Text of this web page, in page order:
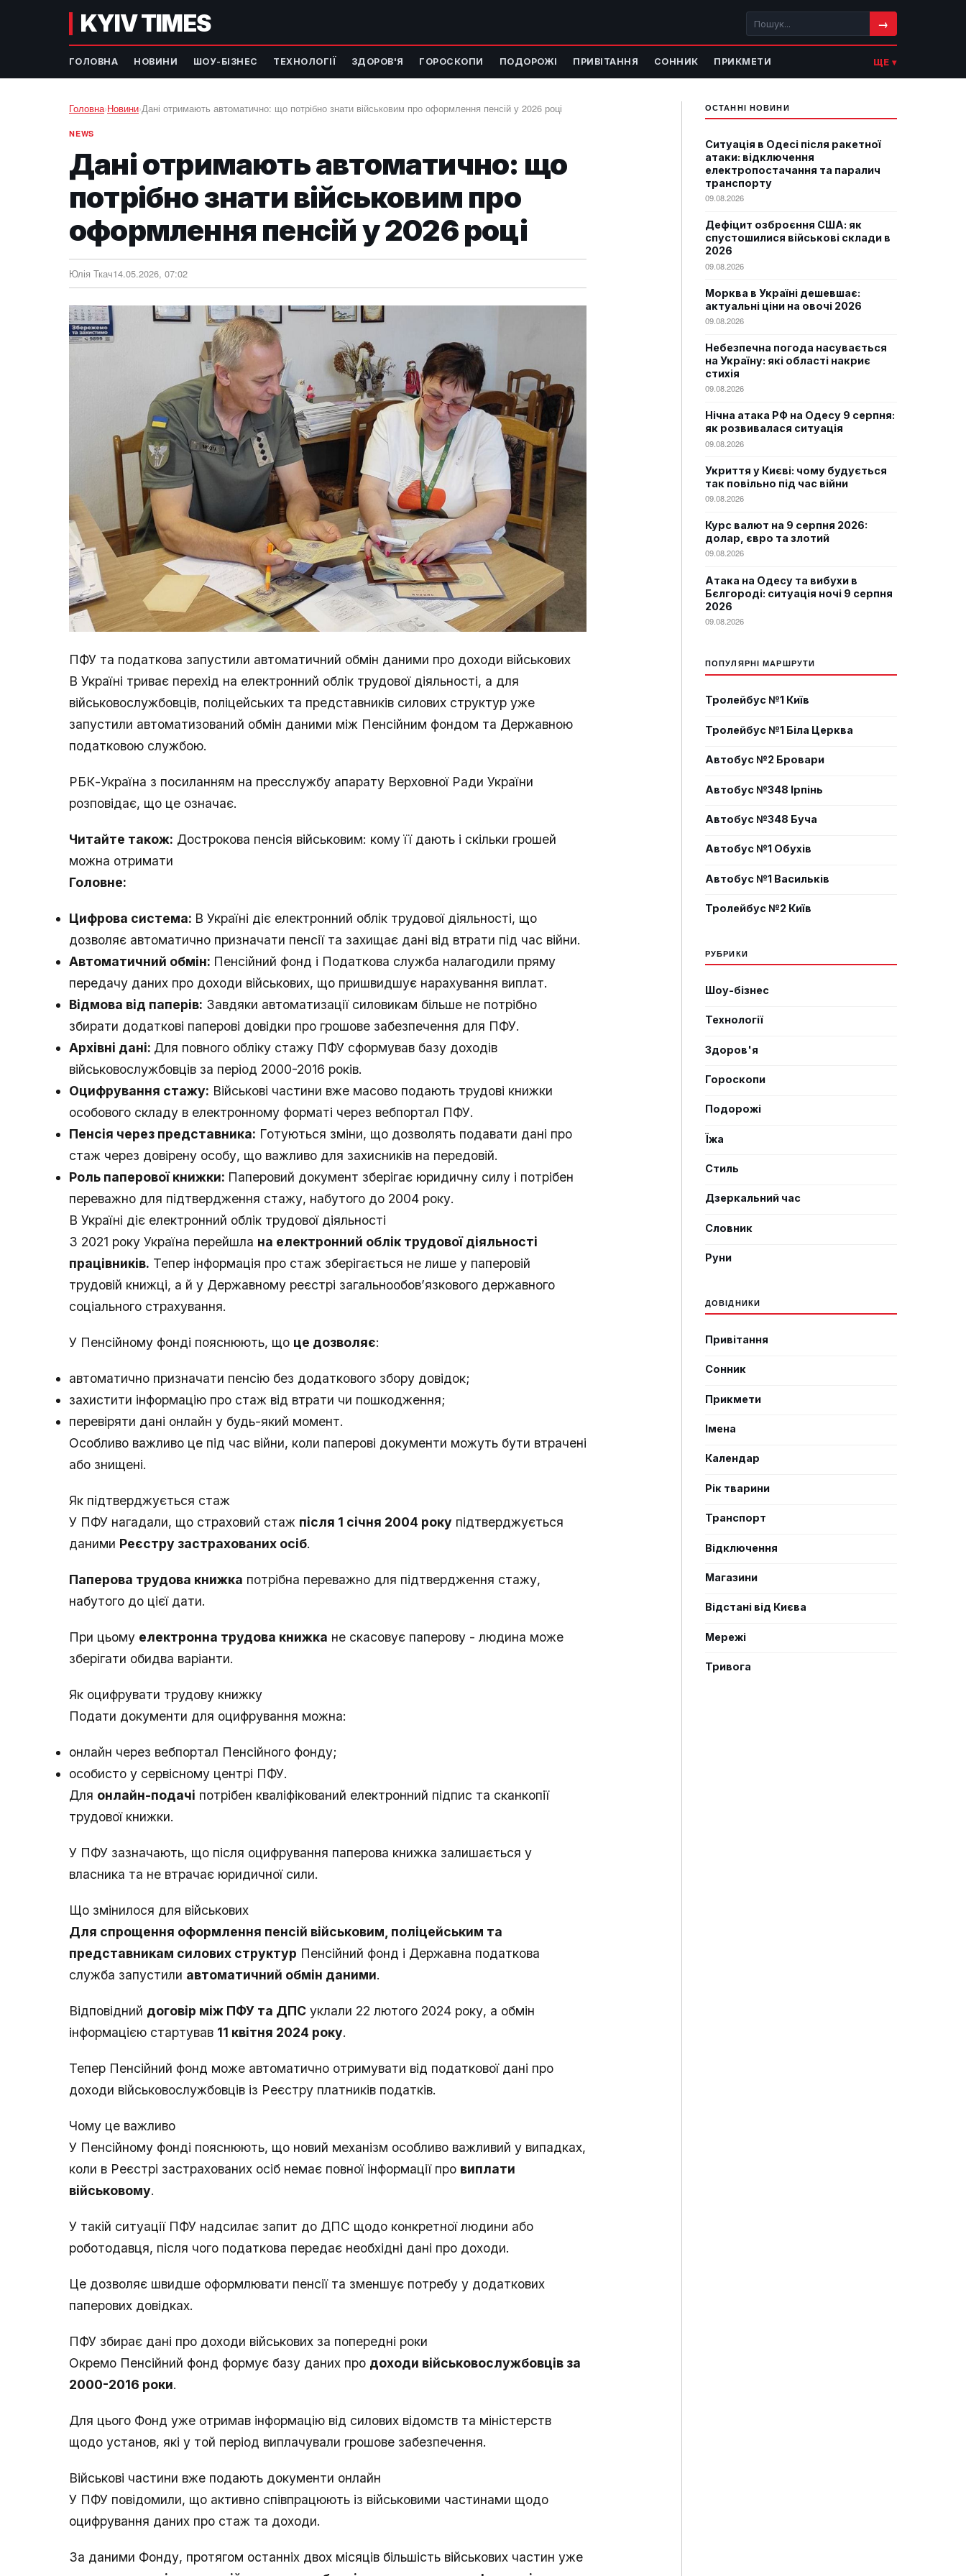
KYIV TIMES →
ГОЛОВНА НОВИНИ ШОУ-БІЗНЕС ТЕХНОЛОГІЇ ЗДОРОВ'Я ГОРОСКОПИ ПОДОРОЖІ ПРИВІТАННЯ СОННИК ПРИКМЕТИ ЩЕ ▾
Головна›Новини›Дані отримають автоматично: що потрібно знати військовим про оформлення пенсій у 2026 році
NEWS
Дані отримають автоматично: що
потрібно знати військовим про
оформлення пенсій у 2026 році
Юлія Ткач14.05.2026, 07:02
ПФУ та податкова запустили автоматичний обмін даними про доходи військових
В Україні триває перехід на електронний облік трудової діяльності, а для
військовослужбовців, поліцейських та представників силових структур уже
запустили автоматизований обмін даними між Пенсійним фондом та Державною
податковою службою.
РБК-Україна з посиланням на пресслужбу апарату Верховної Ради України
розповідає, що це означає.
Читайте також: Дострокова пенсія військовим: кому її дають і скільки грошей
можна отримати
Головне:
Цифрова система: В Україні діє електронний облік трудової діяльності, що
дозволяє автоматично призначати пенсії та захищає дані від втрати під час війни.
Автоматичний обмін: Пенсійний фонд і Податкова служба налагодили пряму
передачу даних про доходи військових, що пришвидшує нарахування виплат.
Відмова від паперів: Завдяки автоматизації силовикам більше не потрібно
збирати додаткові паперові довідки про грошове забезпечення для ПФУ.
Архівні дані: Для повного обліку стажу ПФУ сформував базу доходів
військовослужбовців за період 2000-2016 років.
Оцифрування стажу: Військові частини вже масово подають трудові книжки
особового складу в електронному форматі через вебпортал ПФУ.
Пенсія через представника: Готуються зміни, що дозволять подавати дані про
стаж через довірену особу, що важливо для захисників на передовій.
Роль паперової книжки: Паперовий документ зберігає юридичну силу і потрібен
переважно для підтвердження стажу, набутого до 2004 року.
В Україні діє електронний облік трудової діяльності
З 2021 року Україна перейшла на електронний облік трудової діяльності
працівників. Тепер інформація про стаж зберігається не лише у паперовій
трудовій книжці, а й у Державному реєстрі загальнообов’язкового державного
соціального страхування.
У Пенсійному фонді пояснюють, що це дозволяє:
автоматично призначати пенсію без додаткового збору довідок;
захистити інформацію про стаж від втрати чи пошкодження;
перевіряти дані онлайн у будь-який момент.
Особливо важливо це під час війни, коли паперові документи можуть бути втрачені
або знищені.
Як підтверджується стаж
У ПФУ нагадали, що страховий стаж після 1 січня 2004 року підтверджується
даними Реєстру застрахованих осіб.
Паперова трудова книжка потрібна переважно для підтвердження стажу,
набутого до цієї дати.
При цьому електронна трудова книжка не скасовує паперову - людина може
зберігати обидва варіанти.
Як оцифрувати трудову книжку
Подати документи для оцифрування можна:
онлайн через вебпортал Пенсійного фонду;
особисто у сервісному центрі ПФУ.
Для онлайн-подачі потрібен кваліфікований електронний підпис та сканкопії
трудової книжки.
У ПФУ зазначають, що після оцифрування паперова книжка залишається у
власника та не втрачає юридичної сили.
Що змінилося для військових
Для спрощення оформлення пенсій військовим, поліцейським та
представникам силових структур Пенсійний фонд і Державна податкова
служба запустили автоматичний обмін даними.
Відповідний договір між ПФУ та ДПС уклали 22 лютого 2024 року, а обмін
інформацією стартував 11 квітня 2024 року.
Тепер Пенсійний фонд може автоматично отримувати від податкової дані про
доходи військовослужбовців із Реєстру платників податків.
Чому це важливо
У Пенсійному фонді пояснюють, що новий механізм особливо важливий у випадках,
коли в Реєстрі застрахованих осіб немає повної інформації про виплати
військовому.
У такій ситуації ПФУ надсилає запит до ДПС щодо конкретної людини або
роботодавця, після чого податкова передає необхідні дані про доходи.
Це дозволяє швидше оформлювати пенсії та зменшує потребу у додаткових
паперових довідках.
ПФУ збирає дані про доходи військових за попередні роки
Окремо Пенсійний фонд формує базу даних про доходи військовослужбовців за
2000-2016 роки.
Для цього Фонд уже отримав інформацію від силових відомств та міністерств
щодо установ, які у той період виплачували грошове забезпечення.
Військові частини вже подають документи онлайн
У ПФУ повідомили, що активно співпрацюють із військовими частинами щодо
оцифрування даних про стаж та доходи.
За даними Фонду, протягом останніх двох місяців більшість військових частин уже
ОСТАННІ НОВИНИ
Ситуація в Одесі після ракетної
атаки: відключення
електропостачання та паралич
транспорту
09.08.2026
Дефіцит озброєння США: як
спустошилися військові склади в
2026
09.08.2026
Морква в Україні дешевшає:
актуальні ціни на овочі 2026
09.08.2026
Небезпечна погода насувається
на Україну: які області накриє
стихія
09.08.2026
Нічна атака РФ на Одесу 9 серпня:
як розвивалася ситуація
09.08.2026
Укриття у Києві: чому будується
так повільно під час війни
09.08.2026
Курс валют на 9 серпня 2026:
долар, євро та злотий
09.08.2026
Атака на Одесу та вибухи в
Бєлгороді: ситуація ночі 9 серпня
2026
09.08.2026
ПОПУЛЯРНІ МАРШРУТИ
Тролейбус №1 Київ
Тролейбус №1 Біла Церква
Автобус №2 Бровари
Автобус №348 Ірпінь
Автобус №348 Буча
Автобус №1 Обухів
Автобус №1 Васильків
Тролейбус №2 Київ
РУБРИКИ
Шоу-бізнес
Технології
Здоров'я
Гороскопи
Подорожі
Їжа
Стиль
Дзеркальний час
Словник
Руни
ДОВІДНИКИ
Привітання
Сонник
Прикмети
Імена
Календар
Рік тварини
Транспорт
Відключення
Магазини
Відстані від Києва
Мережі
Тривога